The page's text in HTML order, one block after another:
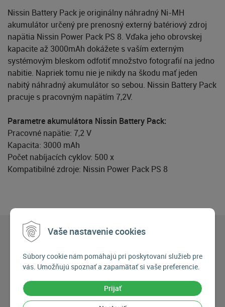
Vaše nastavenie cookies
Súbory cookie nám pomáhajú pri poskytovaní služieb pre
vás. Umožňujú spoznať a zapamätať si vaše preferencie.
Prijať
Nissin Battery Pack je originálny náhradný Ni-MH
akumulátor určený pre prenosný externý batériový zdroj
napätia Nissin Power Pack PS 8. Vďaka jeho obrovskej
kapacite až 3000mAh dokážete s vaším externým
systémovým bleskom odfotiť množstvo fotografií na jedno
nabitie. Napriek tomu nie je nikdy na škodu mať jeden
nabitý náhradný akumulátor so sebou. Nissin Battery Pack
pracuje s pracovným napätím 7,2V.
Parametre akumulátora Nissin Battery Pack:
Pracovné napätie: 7,2 V
Kapacita: 3000 mAh
Počet nabíjacích cyklov: 500 x
Kompatibilné zdroje: Nissin Power Pack PS 8